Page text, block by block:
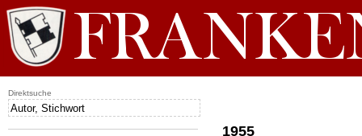
1955
Direktsuche